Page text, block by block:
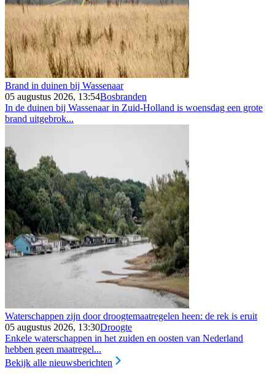
Brand in duinen bij Wassenaar
05 augustus 2026, 13:54Bosbranden
In de duinen bij Wassenaar in Zuid-Holland is woensdag een grote
brand uitgebrok...
Waterschappen zijn door droogtemaatregelen heen: de rek is eruit
05 augustus 2026, 13:30Droogte
Enkele waterschappen in het zuiden en oosten van Nederland
hebben geen maatregel...
Bekijk alle nieuwsberichten